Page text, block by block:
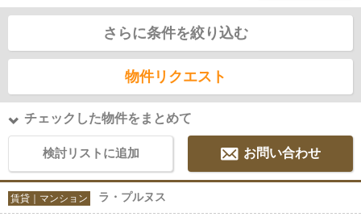
さらに条件を絞り込む
物件リクエスト
チェックした物件をまとめて
検討リストに追加 お問い合わせ
賃貸｜マンション ラ・プルヌス